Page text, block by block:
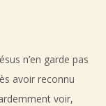
n’en garde pas
avoir reconnu
voir,